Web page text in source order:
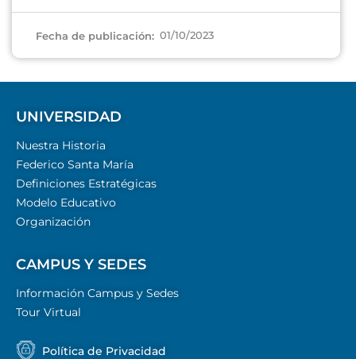
Fecha de publicación: 01/10/2023
UNIVERSIDAD
Nuestra Historia
Federico Santa María
Definiciones Estratégicas
Modelo Educativo
Organización
CAMPUS Y SEDES
Información Campus y Sedes
Tour Virtual
Política de Privacidad